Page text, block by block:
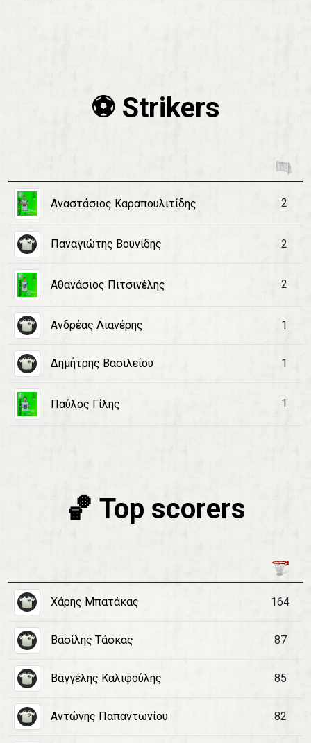
⚽️ Strikers
Αναστάσιος Καραπουλιτίδης 2
Παναγιώτης Βουνίδης 2
Αθανάσιος Πιτσινέλης 2
Ανδρέας Λιανέρης 1
Δημήτρης Βασιλείου 1
Παύλος Γίλης 1
🏀 Top scorers
Χάρης Μπατάκας 164
Βασίλης Τάσκας 87
Βαγγέλης Καλιφούλης 85
Αντώνης Παπαντωνίου 82